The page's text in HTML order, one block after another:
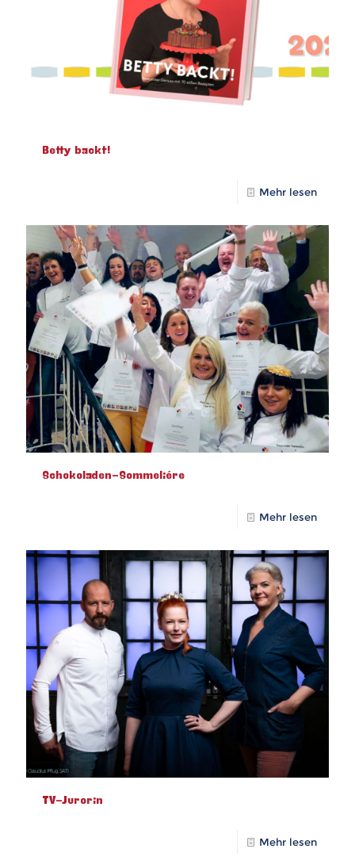
Betty backt!
Mehr lesen
Schokoladen-Sommeliére
Mehr lesen
TV-Jurorin
Mehr lesen